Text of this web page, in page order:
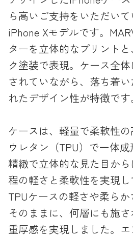
ら高いご支持をいただい
iPhone Xモデルです。
ターを立体的なプリント
ク塗装で表現。ケース全
されていながら、落ち着
れたデザイン性が特徴です
ケースは、軽量で柔軟性
ウレタン（TPU）で一体成
精緻で立体的な見た目か
程の軽さと柔軟性を実現し
TPUケースの軽さや柔ら
そのままに、何層にも施
重厚感を実現しました。